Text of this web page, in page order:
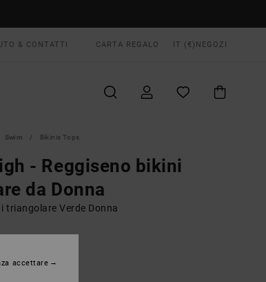
& CONTATTI CARTA REGALO IT (€) NEGOZI
Swim Bikinis Tops
- Reggiseno bikini
da Donna
triangolare Verde Donna
accettare